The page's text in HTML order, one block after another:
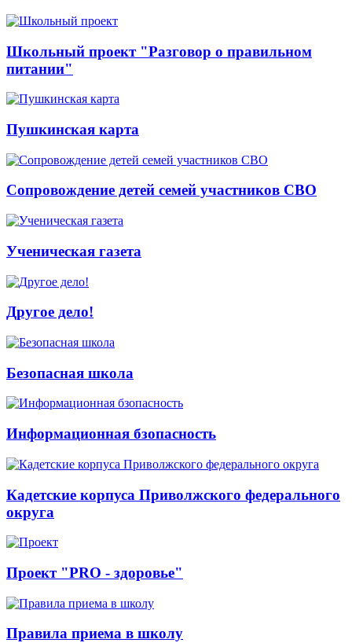
Школьный проект "Разговор о правильном
питании"
Пушкинская карта
Сопровождение детей семей участников СВО
Ученическая газета
Другое дело!
Безопасная школа
Информационная бзопасность
Кадетские корпуса Приволжского федерального
округа
Проект "PRO - здоровье"
Правила приема в школу